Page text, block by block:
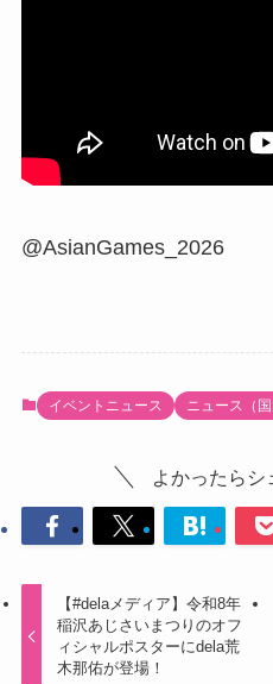
@AsianGames_2026
イベントニュース ニュース（国
よかったらシ
【#delaメディア】令和8年
稲沢あじさいまつりのオフ
ィシャルポスターにdela荒
木那佑が登場！